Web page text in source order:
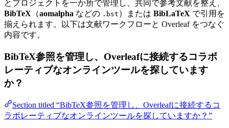
とプロジェクトを一か所で管理し、共同で参考文献を整え、
BibTeX （aomalpha などの .bst ）または BibLaTeX で引用を
揃えられます。以下は文献ワークフローと Overleaf をつなぐ
内容です。
BibTeX参照を管理し、Overleafに接続するコラボ
レーティブなオンラインツールを探しています
か？
Section titled “BibTeX参照を管理し、Overleafに接続するコ
ラボレーティブなオンラインツールを探していますか？”